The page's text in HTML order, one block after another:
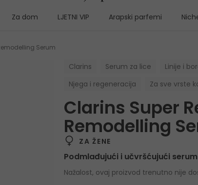
Za dom LJETNI VIP Arapski parfemi
Serum
Clarins Serum za lice Linije i
Njega i regeneracija
Za sve vrste
Clarins Super
Remodelling
ZA ŽENE
Podmlađujući i učvršćujući
Nažalost, ovaj proizvod trenutno nije